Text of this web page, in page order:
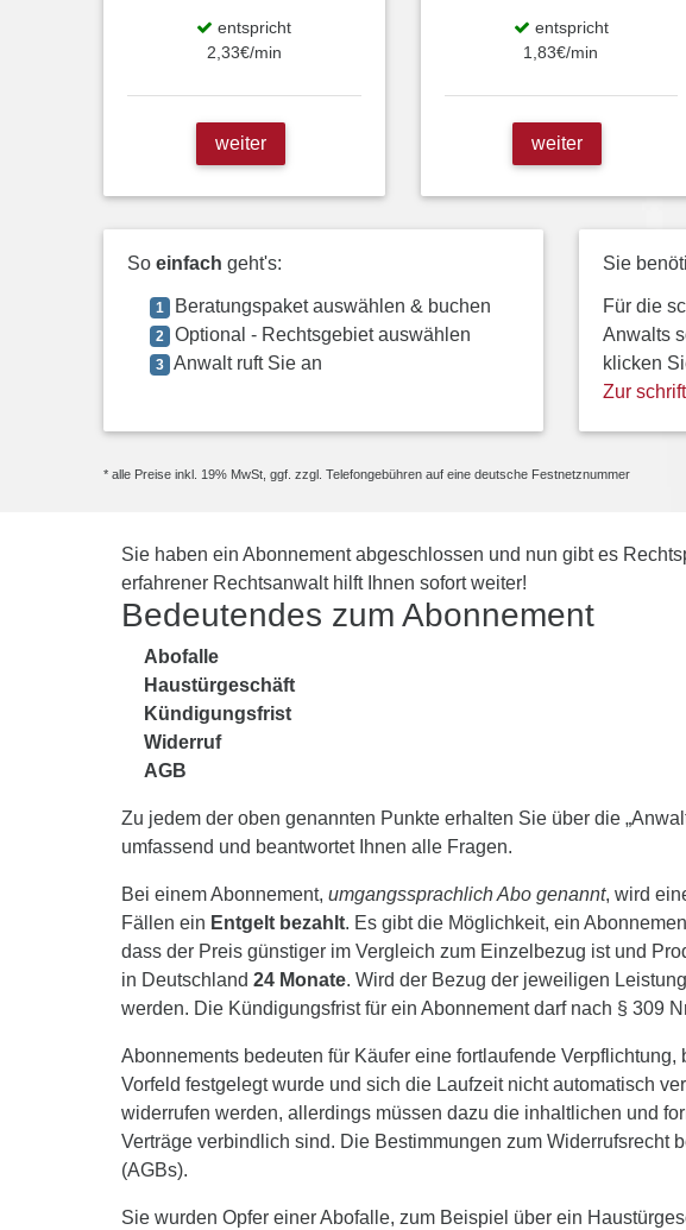
entspricht
2,33€/min
weiter
entspricht
1,83€/min
weiter
So einfach geht's:
1 Beratungspaket auswählen & buchen
2 Optional - Rechtsgebiet auswählen
3 Anwalt ruft Sie an
Sie
Für die
Anwalts
klicken
Zur
* alle Preise inkl. 19% MwSt, ggf. zzgl. Telefongebühren auf eine deutsche Festnetznummer
Sie haben ein Abonnement abgeschlossen und nun gibt es
erfahrener Rechtsanwalt hilft Ihnen sofort weiter!
Bedeutendes zum Abonnement
Abofalle
Haustürgeschäft
Kündigungsfrist
Widerruf
AGB
Zu jedem der oben genannten Punkte erhalten Sie über die
umfassend und beantwortet Ihnen alle Fragen.
Bei einem Abonnement, umgangssprachlich Abo genannt, wird
Fällen ein Entgelt bezahlt. Es gibt die Möglichkeit, ein
dass der Preis günstiger im Vergleich zum Einzelbezug ist und
in Deutschland 24 Monate. Wird der Bezug der jeweiligen
werden. Die Kündigungsfrist für ein Abonnement darf nach § 309
Abonnements bedeuten für Käufer eine fortlaufende
Vorfeld festgelegt wurde und sich die Laufzeit nicht automatisch
widerrufen werden, allerdings müssen dazu die inhaltlichen und
Verträge verbindlich sind. Die Bestimmungen zum
(AGBs).
Sie wurden Opfer einer Abofalle, zum Beispiel über ein